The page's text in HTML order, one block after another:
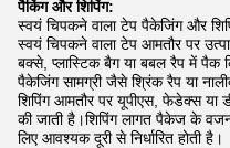
पैकिंग और शिपिंग:
स्वयं चिपकने वाला टेप पैकेजिंग और
स्वयं चिपकने वाला टेप आमतौर पर
बक्से, प्लास्टिक बैग या बबल रैप में पैक
पैकेजिंग सामग्री जैसे श्रिंक रैप या
शिपिंग आमतौर पर यूपीएस, फेडेक्स या
की जाती है।शिपिंग लागत पैकेज के
लिए आवश्यक दूरी से निर्धारित होती है।